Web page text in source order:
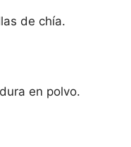
de chía.
en polvo.